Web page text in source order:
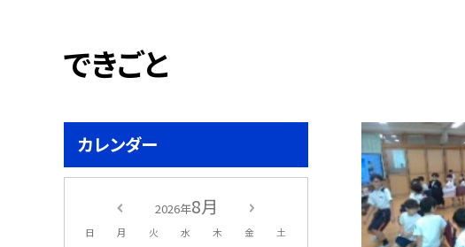
できごと
カレンダー
2026年8月
日 月 火 水 木 金 土